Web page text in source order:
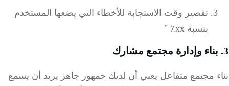
تقصير وقت الاستجابة للأخطاء التي يضعها المستخدم
بنسبة xx٪ "
مجتمع متفاعل يعني أن لديك جمهور جاهز يريد أن يسمع